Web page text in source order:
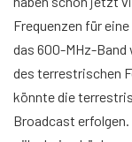
Frequenzen für
das 600-MHz-Band
des terrestrischen
könnte die
Broadcast